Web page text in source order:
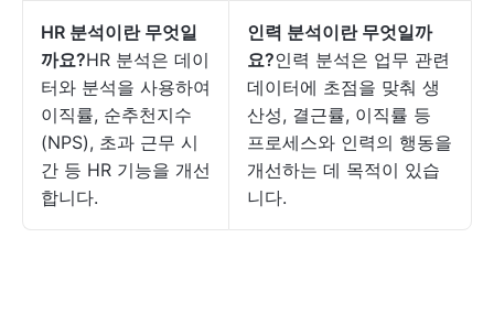
HR 분석이란 무엇일
까요?HR 분석은 데이
터와 분석을 사용하여
이직률, 순추천지수
(NPS), 초과 근무 시
간 등 HR 기능을 개선
합니다.
인력 분석이란 무엇일까
요?인력 분석은 업무 관련
데이터에 초점을 맞춰 생
산성, 결근률, 이직률 등
프로세스와 인력의 행동을
개선하는 데 목적이 있습
니다.